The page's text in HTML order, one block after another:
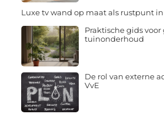
Luxe tv wand op maat als rustpunt
Praktische gids
tuinonderhoud
De rol van externe
VvE